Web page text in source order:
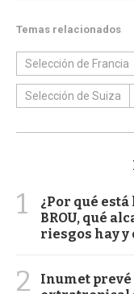
Temas relacionados
Selección de Francia
Selección de Suiza
1
¿Por qué
BROU, qué
riesgos hay y
2
Inumet